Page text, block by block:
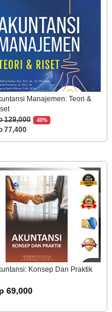
Manajemen: Teori &
129,000
40%
77,400
Konsep Dan Praktik
69,000